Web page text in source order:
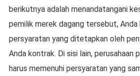
berikutnya adalah menandatangani
pemilik merek dagang tersebut, Anda
persyaratan yang ditetapkan oleh
Anda kontrak. Di sisi lain, perusahaan
harus memenuhi persyaratan yang